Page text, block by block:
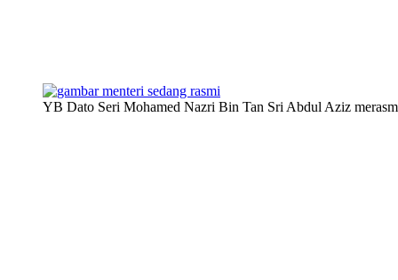
YB Dato Seri Mohamed Nazri Bin Tan Sri Abdul Aziz